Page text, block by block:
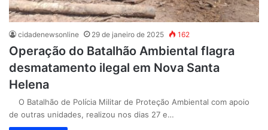
cidadenewsonline 29 de janeiro de 2025 162
Operação do Batalhão Ambiental flagra
desmatamento ilegal em Nova Santa
Helena
O Batalhão de Polícia Militar de Proteção Ambiental com apoio
de outras unidades, realizou nos dias 27 e…